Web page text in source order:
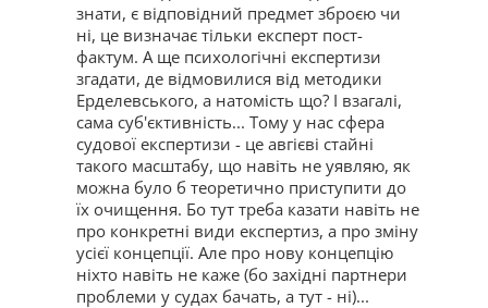
знати, є відповідний предмет зброєю чи
ні, це визначає тільки експерт пост-
фактум. А ще психологічні експертизи
згадати, де відмовилися від методики
Ерделевського, а натомість що? І взагалі,
сама суб'єктивність... Тому у нас сфера
судової експертизи - це авгієві стайні
такого масштабу, що навіть не уявляю, як
можна було б теоретично приступити до
їх очищення. Бо тут треба казати навіть не
про конкретні види експертиз, а про зміну
усієї концепції. Але про нову концепцію
ніхто навіть не каже (бо західні партнери
проблеми у судах бачать, а тут - ні)...